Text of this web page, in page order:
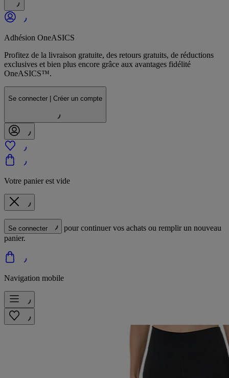
Adhésion OneASICS
Profitez de la livraison gratuite, des retours gratuits, de réductions
exclusives et bien plus encore grâce aux avantages fidélité
OneASICS™.
Se connecter | Créer un compte
Votre panier est vide
Se connecter
pour continuer vos achats ou remplir un nouveau
panier.
Navigation mobile